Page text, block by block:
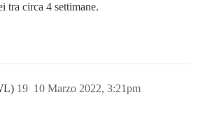
tra circa 4 settimane.
10 Marzo 2022, 3:21pm
19